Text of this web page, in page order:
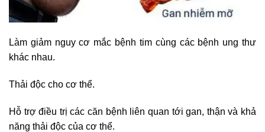
Làm giảm nguy cơ mắc bệnh tim cùng các bệnh ung thư
khác nhau.
Thải độc cho cơ thể.
Hỗ trợ điều trị các căn bệnh liên quan tới gan, thận và khả
năng thải độc của cơ thể.